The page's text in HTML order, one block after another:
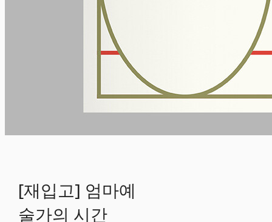
[재입고] 엄마예
술가의 시간